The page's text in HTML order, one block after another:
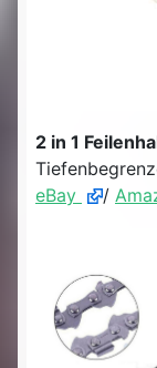
2 in 1
eBay
/